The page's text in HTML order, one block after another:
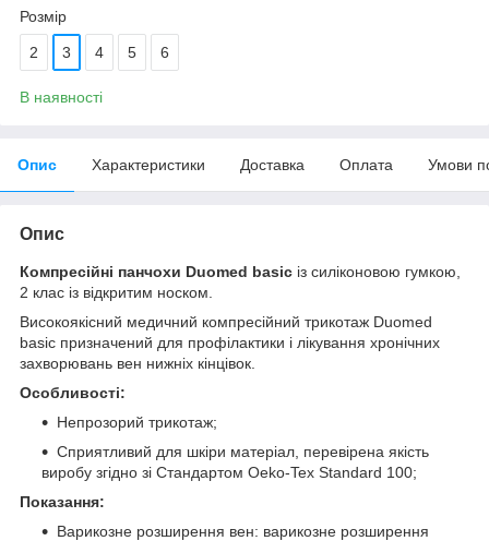
Розмір
2 3 4 5 6
В наявності
Опис Характеристики Доставка Оплата Умови
Опис
Компресійні панчохи Duomed basic із силіконовою гумкою,
2 клас із відкритим носком.
Високоякісний медичний компресійний трикотаж Duomed
basic призначений для профілактики і лікування хронічних
захворювань вен нижніх кінцівок.
Особливості:
Непрозорий трикотаж;
Сприятливий для шкіри матеріал, перевірена якість
виробу згідно зі Стандартом Oeko-Tex Standard 100;
Показання:
Варикозне розширення вен: варикозне розширення